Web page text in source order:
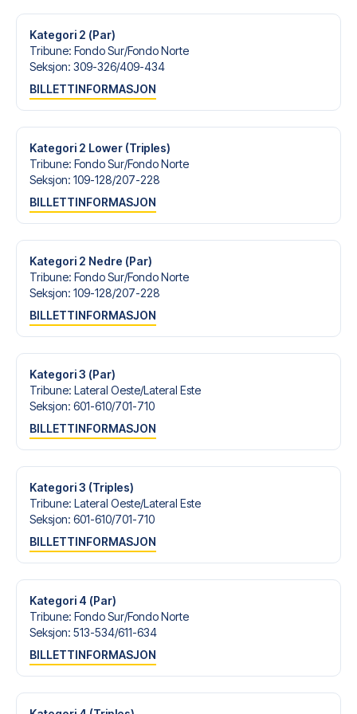
med personlig service både før og under reisen. Vi er
tilgjengelige på
trenger hjelp til å bestille reisen.
Er du klar for å oppleve Real Madrid på Estadio Santiago
Bernabéu mot Vallecano? Kontakt oss idag, og la oss
Kategori 2 (Par)
Tribune: Fondo Sur/​Fondo Norte
Seksjon: 309-326/​409-434
BILLETTINFORMASJON
Kategori 2 Lower (Triples)
Tribune: Fondo Sur/​Fondo Norte
Seksjon: 109-128/​207-228
BILLETTINFORMASJON
Kategori 2 Nedre (Par)
Tribune: Fondo Sur/​Fondo Norte
Seksjon: 109-128/​207-228
BILLETTINFORMASJON
Kategori 3 (Par)
Tribune: Lateral Oeste/​Lateral Este
Seksjon: 601-610/​701-710
BILLETTINFORMASJON
Kategori 3 (Triples)
Tribune: Lateral Oeste/​Lateral Este
Seksjon: 601-610/​701-710
BILLETTINFORMASJON
Kategori 4 (Par)
Tribune: Fondo Sur/​Fondo Norte
Seksjon: 513-534/​611-634
BILLETTINFORMASJON